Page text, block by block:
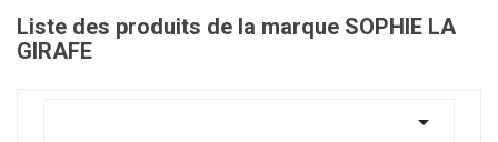
Liste des produits de la marque SOPHIE LA
GIRAFE
